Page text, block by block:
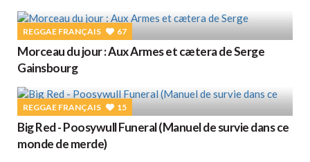
REGGAE FRANÇAIS 67
Morceau du jour : Aux Armes et cætera de Serge
Gainsbourg
REGGAE FRANÇAIS 15
Big Red - Poosywull Funeral (Manuel de survie dans ce
monde de merde)